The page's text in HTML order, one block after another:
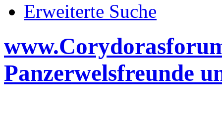
Erweiterte Suche
Panzerwelsfreunde